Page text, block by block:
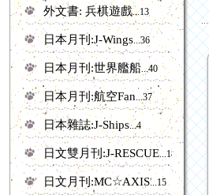
外文書: 兵棋遊戲...13
日本月刊:J-Wings...36
日本月刊:世界艦船...40
日本月刊:航空Fan...37
日本雜誌:J-Ships...4
日文雙月刊:J-RESCUE ...18
日文月刊:MC☆AXIS...15